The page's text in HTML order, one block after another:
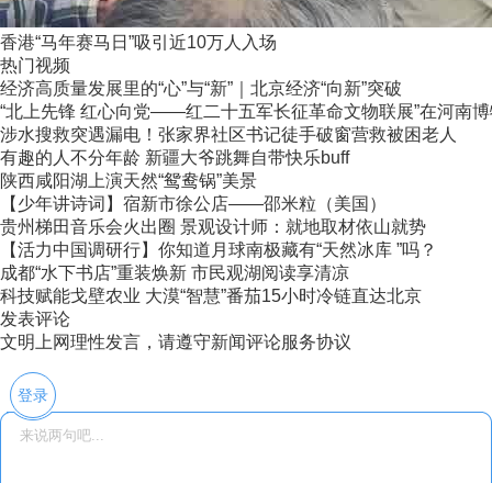
香港“马年赛马日”吸引近10万人入场
热门视频
经济高质量发展里的“心”与“新”｜北京经济“向新”突破
“北上先锋 红心向党——红二十五军长征革命文物联展”在河南
涉水搜救突遇漏电！张家界社区书记徒手破窗营救被困老人
有趣的人不分年龄 新疆大爷跳舞自带快乐buff
陕西咸阳湖上演天然“鸳鸯锅”美景
【少年讲诗词】宿新市徐公店——邵米粒（美国）
贵州梯田音乐会火出圈 景观设计师：就地取材依山就势
【活力中国调研行】你知道月球南极藏有“天然冰库 ”吗？
成都“水下书店”重装焕新 市民观湖阅读享清凉
科技赋能戈壁农业 大漠“智慧”番茄15小时冷链直达北京
发表评论
文明上网理性发言，请遵守新闻评论服务协议
登录